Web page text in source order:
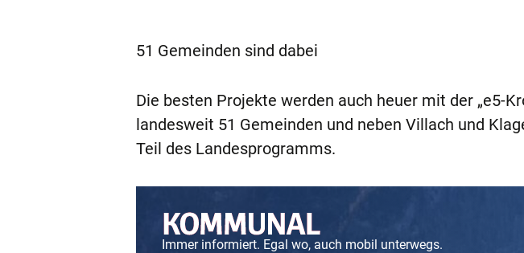
51 Gemeinden sind dabei
Die besten Projekte werden auch heuer mit der „e5-
landesweit 51 Gemeinden und neben Villach und
Teil des Landesprogramms.
Immer informiert. Egal wo, auch mobil unterwegs.